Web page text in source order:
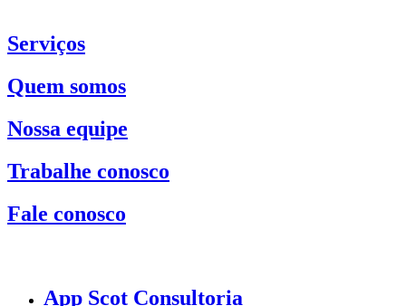
Serviços
Quem somos
Nossa equipe
Trabalhe conosco
Fale conosco
App Scot Consultoria